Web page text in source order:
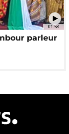
01:58
parleur